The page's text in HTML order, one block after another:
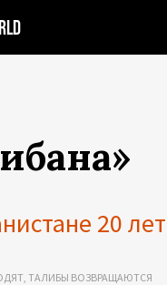
20
ТАЛИБЫ ВОЗВРАЩАЮТСЯ